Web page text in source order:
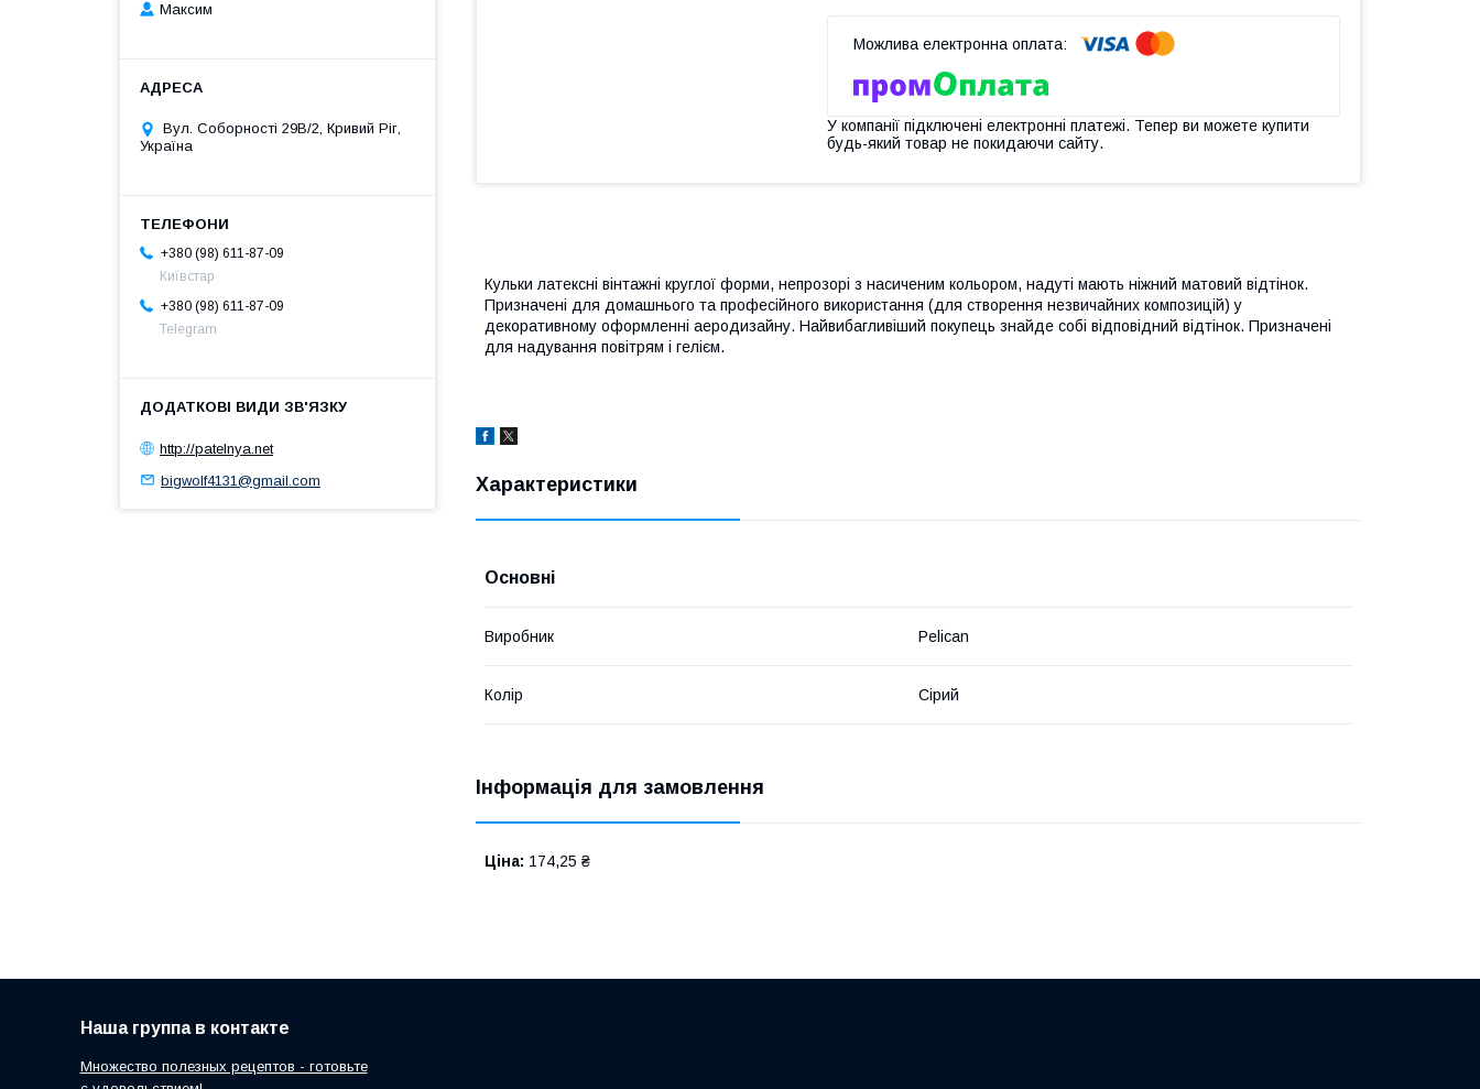
У компанії підключені електронні платежі. Тепер ви можете купити
будь-який товар не покидаючи сайту.
Кульки латексні вінтажні круглої форми, непрозорі з насиченим кольором, надуті мають ніжний матовий відтінок.
Призначені для домашнього та професійного використання (для створення незвичайних композицій) у
декоративному оформленні аеродизайну. Найвибагливіший покупець знайде собі відповідний відтінок. Призначені
для надування повітрям і гелієм.
Характеристики
Основні
Виробник Pelican
Колір Сірий
Інформація для замовлення
Ціна: 174,25 ₴
Максим
Вул. Соборності 29В/2, Кривий Ріг,
Україна
+380 (98) 611-87-09
Київстар
+380 (98) 611-87-09
Telegram
http://patelnya.net
bigwolf4131@gmail.com
Наша группа в контакте
Множество полезных рецептов - готовьте